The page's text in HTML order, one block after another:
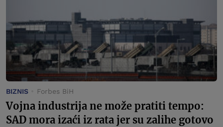
BIZNIS Forbes BiH
Vojna industrija ne može pratiti tempo:
SAD mora izaći iz rata jer su zalihe gotovo